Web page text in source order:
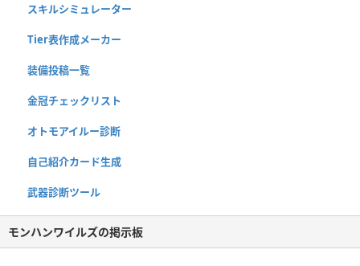
スキルシミュレーター
Tier表作成メーカー
装備投稿一覧
金冠チェックリスト
オトモアイルー診断
自己紹介カード生成
武器診断ツール
モンハンワイルズの掲示板